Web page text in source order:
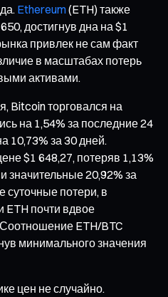
Ethereum(ETH) также
достигнув дна на $1
привлек не сам факт
в масштабах потерь
активами.
Bitcoin торговался на
на 1,54% за последние 24
10,73% за 30 дней.
$1 648,27, потеряв 1,13%
значительные 20,92% за
суточные потери, в
ETH почти вдвое
ETH/BTC
минимального значения
цен не случайно.